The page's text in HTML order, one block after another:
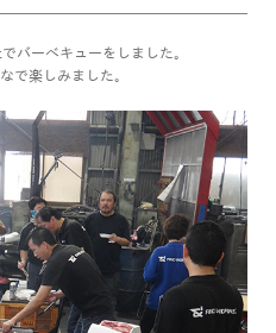
バーベキューをしました。
で楽しみました。